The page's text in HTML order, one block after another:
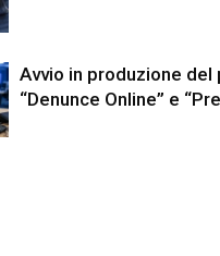
Avvio in produzione del
“Denunce Online” e